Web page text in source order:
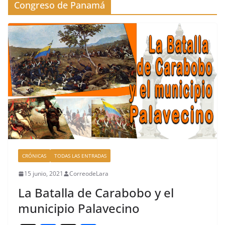
Congreso de Panamá
CRÓNICAS TODAS LAS ENTRADAS
15 junio, 2021 CorreodeLara
La Batalla de Carabobo y el
municipio Palavecino